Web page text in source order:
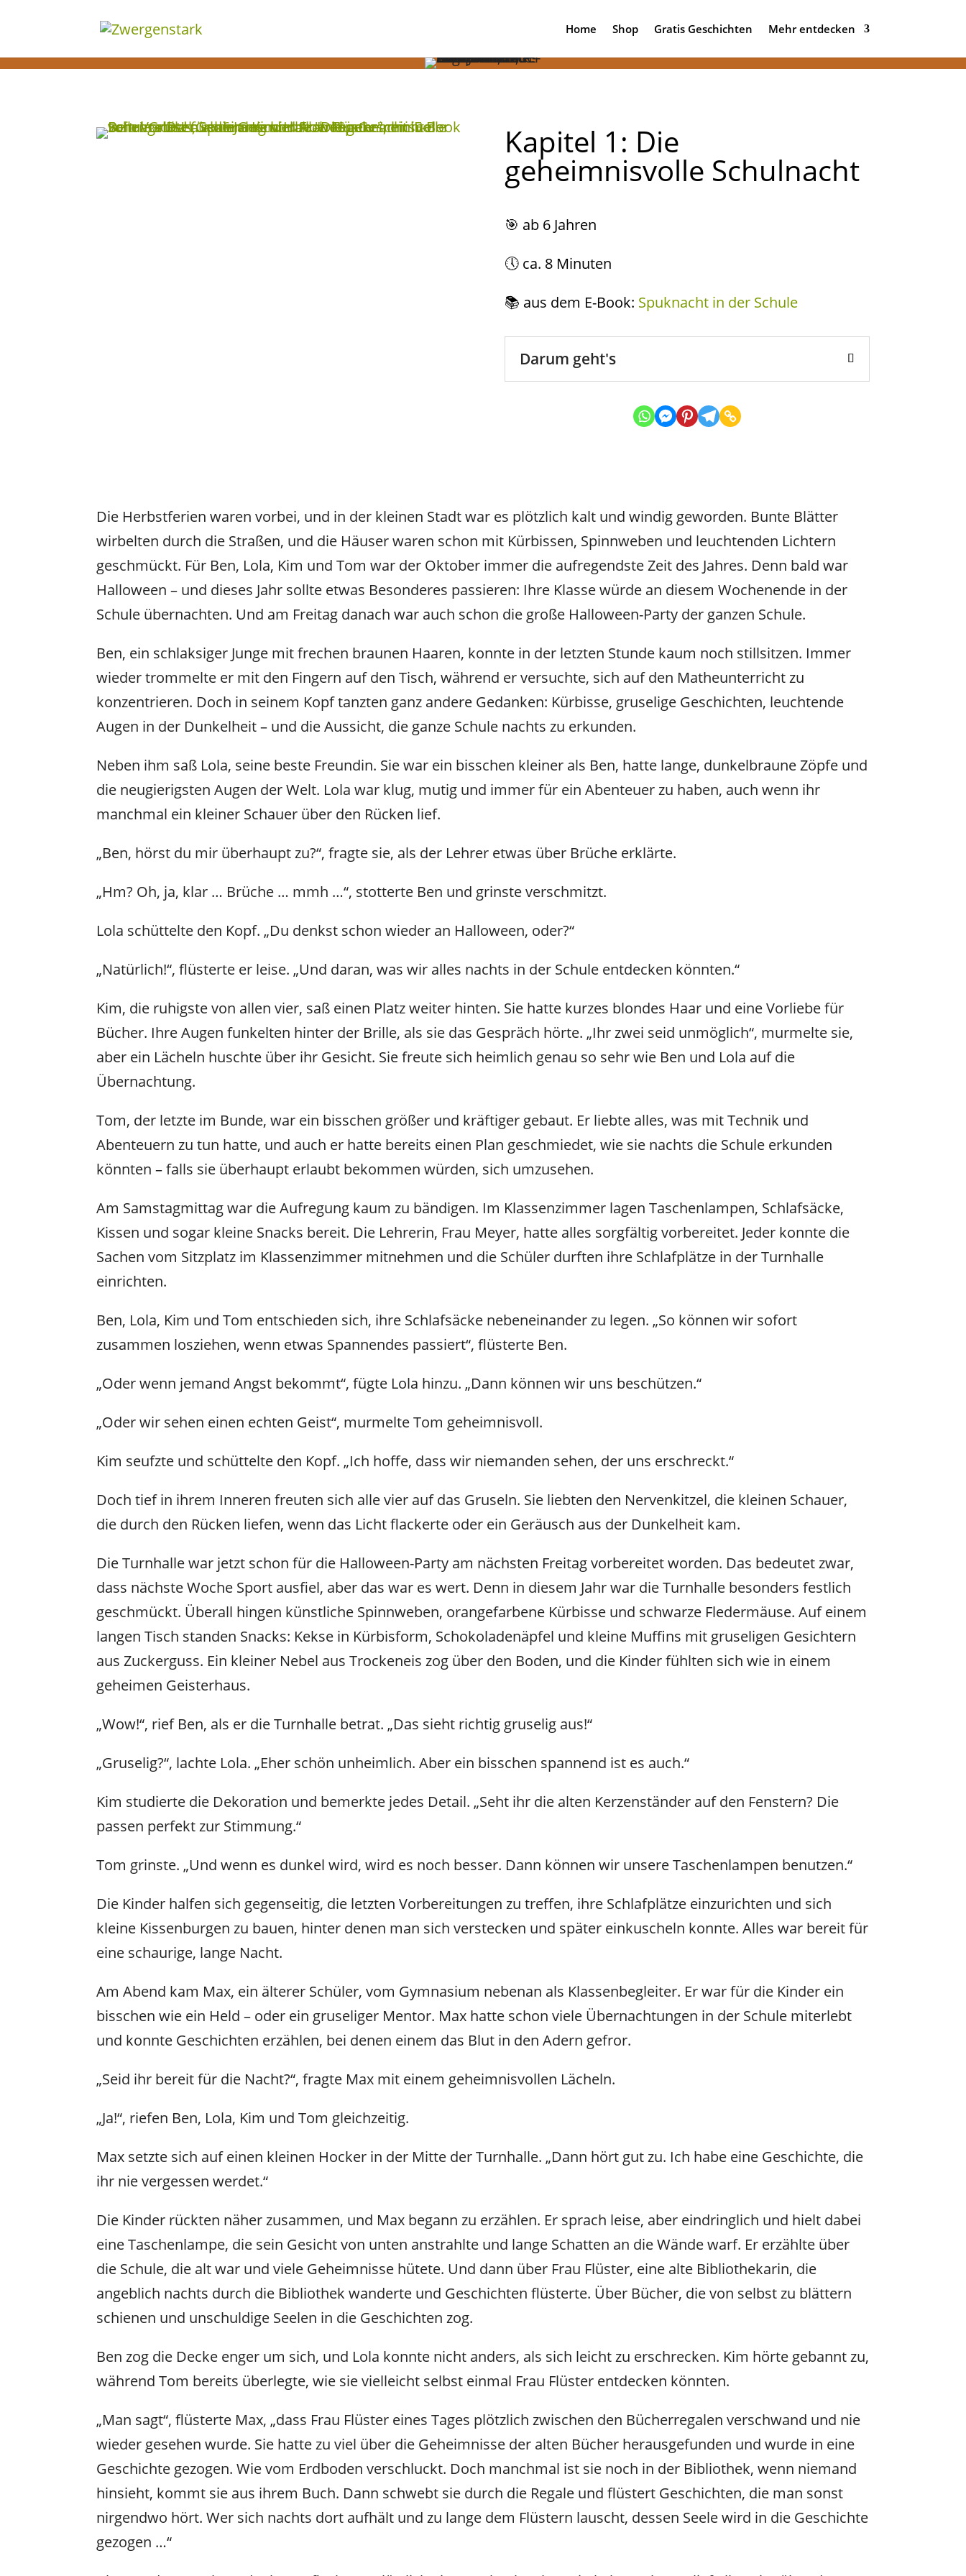
Home Shop Gratis Geschichten Mehr entdecken
Kapitel 1: Die
geheimnisvolle Schulnacht
🎯 ab 6 Jahren
🕔 ca. 8 Minuten
📚 aus dem E-Book: Spuknacht in der Schule
Darum geht's
Die Herbstferien waren vorbei, und in der kleinen Stadt war es plötzlich kalt und windig geworden. Bunte Blätter
wirbelten durch die Straßen, und die Häuser waren schon mit Kürbissen, Spinnweben und leuchtenden Lichtern
geschmückt. Für Ben, Lola, Kim und Tom war der Oktober immer die aufregendste Zeit des Jahres. Denn bald war
Halloween – und dieses Jahr sollte etwas Besonderes passieren: Ihre Klasse würde an diesem Wochenende in der
Schule übernachten. Und am Freitag danach war auch schon die große Halloween-Party der ganzen Schule.
Ben, ein schlaksiger Junge mit frechen braunen Haaren, konnte in der letzten Stunde kaum noch stillsitzen. Immer
wieder trommelte er mit den Fingern auf den Tisch, während er versuchte, sich auf den Matheunterricht zu
konzentrieren. Doch in seinem Kopf tanzten ganz andere Gedanken: Kürbisse, gruselige Geschichten, leuchtende
Augen in der Dunkelheit – und die Aussicht, die ganze Schule nachts zu erkunden.
Neben ihm saß Lola, seine beste Freundin. Sie war ein bisschen kleiner als Ben, hatte lange, dunkelbraune Zöpfe und
die neugierigsten Augen der Welt. Lola war klug, mutig und immer für ein Abenteuer zu haben, auch wenn ihr
manchmal ein kleiner Schauer über den Rücken lief.
„Ben, hörst du mir überhaupt zu?“, fragte sie, als der Lehrer etwas über Brüche erklärte.
„Hm? Oh, ja, klar … Brüche … mmh …“, stotterte Ben und grinste verschmitzt.
Lola schüttelte den Kopf. „Du denkst schon wieder an Halloween, oder?“
„Natürlich!“, flüsterte er leise. „Und daran, was wir alles nachts in der Schule entdecken könnten.“
Kim, die ruhigste von allen vier, saß einen Platz weiter hinten. Sie hatte kurzes blondes Haar und eine Vorliebe für
Bücher. Ihre Augen funkelten hinter der Brille, als sie das Gespräch hörte. „Ihr zwei seid unmöglich“, murmelte sie,
aber ein Lächeln huschte über ihr Gesicht. Sie freute sich heimlich genau so sehr wie Ben und Lola auf die
Übernachtung.
Tom, der letzte im Bunde, war ein bisschen größer und kräftiger gebaut. Er liebte alles, was mit Technik und
Abenteuern zu tun hatte, und auch er hatte bereits einen Plan geschmiedet, wie sie nachts die Schule erkunden
könnten – falls sie überhaupt erlaubt bekommen würden, sich umzusehen.
Am Samstagmittag war die Aufregung kaum zu bändigen. Im Klassenzimmer lagen Taschenlampen, Schlafsäcke,
Kissen und sogar kleine Snacks bereit. Die Lehrerin, Frau Meyer, hatte alles sorgfältig vorbereitet. Jeder konnte die
Sachen vom Sitzplatz im Klassenzimmer mitnehmen und die Schüler durften ihre Schlafplätze in der Turnhalle
einrichten.
Ben, Lola, Kim und Tom entschieden sich, ihre Schlafsäcke nebeneinander zu legen. „So können wir sofort
zusammen losziehen, wenn etwas Spannendes passiert“, flüsterte Ben.
„Oder wenn jemand Angst bekommt“, fügte Lola hinzu. „Dann können wir uns beschützen.“
„Oder wir sehen einen echten Geist“, murmelte Tom geheimnisvoll.
Kim seufzte und schüttelte den Kopf. „Ich hoffe, dass wir niemanden sehen, der uns erschreckt.“
Doch tief in ihrem Inneren freuten sich alle vier auf das Gruseln. Sie liebten den Nervenkitzel, die kleinen Schauer,
die durch den Rücken liefen, wenn das Licht flackerte oder ein Geräusch aus der Dunkelheit kam.
Die Turnhalle war jetzt schon für die Halloween-Party am nächsten Freitag vorbereitet worden. Das bedeutet zwar,
dass nächste Woche Sport ausfiel, aber das war es wert. Denn in diesem Jahr war die Turnhalle besonders festlich
geschmückt. Überall hingen künstliche Spinnweben, orangefarbene Kürbisse und schwarze Fledermäuse. Auf einem
langen Tisch standen Snacks: Kekse in Kürbisform, Schokoladenäpfel und kleine Muffins mit gruseligen Gesichtern
aus Zuckerguss. Ein kleiner Nebel aus Trockeneis zog über den Boden, und die Kinder fühlten sich wie in einem
geheimen Geisterhaus.
„Wow!“, rief Ben, als er die Turnhalle betrat. „Das sieht richtig gruselig aus!“
„Gruselig?“, lachte Lola. „Eher schön unheimlich. Aber ein bisschen spannend ist es auch.“
Kim studierte die Dekoration und bemerkte jedes Detail. „Seht ihr die alten Kerzenständer auf den Fenstern? Die
passen perfekt zur Stimmung.“
Tom grinste. „Und wenn es dunkel wird, wird es noch besser. Dann können wir unsere Taschenlampen benutzen.“
Die Kinder halfen sich gegenseitig, die letzten Vorbereitungen zu treffen, ihre Schlafplätze einzurichten und sich
kleine Kissenburgen zu bauen, hinter denen man sich verstecken und später einkuscheln konnte. Alles war bereit für
eine schaurige, lange Nacht.
Am Abend kam Max, ein älterer Schüler, vom Gymnasium nebenan als Klassenbegleiter. Er war für die Kinder ein
bisschen wie ein Held – oder ein gruseliger Mentor. Max hatte schon viele Übernachtungen in der Schule miterlebt
und konnte Geschichten erzählen, bei denen einem das Blut in den Adern gefror.
„Seid ihr bereit für die Nacht?“, fragte Max mit einem geheimnisvollen Lächeln.
„Ja!“, riefen Ben, Lola, Kim und Tom gleichzeitig.
Max setzte sich auf einen kleinen Hocker in der Mitte der Turnhalle. „Dann hört gut zu. Ich habe eine Geschichte, die
ihr nie vergessen werdet.“
Die Kinder rückten näher zusammen, und Max begann zu erzählen. Er sprach leise, aber eindringlich und hielt dabei
eine Taschenlampe, die sein Gesicht von unten anstrahlte und lange Schatten an die Wände warf. Er erzählte über
die Schule, die alt war und viele Geheimnisse hütete. Und dann über Frau Flüster, eine alte Bibliothekarin, die
angeblich nachts durch die Bibliothek wanderte und Geschichten flüsterte. Über Bücher, die von selbst zu blättern
schienen und unschuldige Seelen in die Geschichten zog.
Ben zog die Decke enger um sich, und Lola konnte nicht anders, als sich leicht zu erschrecken. Kim hörte gebannt zu,
während Tom bereits überlegte, wie sie vielleicht selbst einmal Frau Flüster entdecken könnten.
„Man sagt“, flüsterte Max, „dass Frau Flüster eines Tages plötzlich zwischen den Bücherregalen verschwand und nie
wieder gesehen wurde. Sie hatte zu viel über die Geheimnisse der alten Bücher herausgefunden und wurde in eine
Geschichte gezogen. Wie vom Erdboden verschluckt. Doch manchmal ist sie noch in der Bibliothek, wenn niemand
hinsieht, kommt sie aus ihrem Buch. Dann schwebt sie durch die Regale und flüstert Geschichten, die man sonst
nirgendwo hört. Wer sich nachts dort aufhält und zu lange dem Flüstern lauscht, dessen Seele wird in die Geschichte
gezogen …“